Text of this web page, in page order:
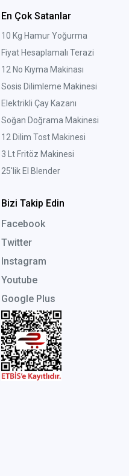
En Çok Satanlar
10 Kg Hamur Yoğurma
Fiyat Hesaplamalı Terazi
12 No Kıyma Makinası
Sosis Dilimleme Makinesi
Elektrikli Çay Kazanı
Soğan Doğrama Makinesi
12 Dilim Tost Makinesi
3 Lt Fritöz Makinesi
25'lik El Blender
Bizi Takip Edin
Facebook
Twitter
Instagram
Youtube
Google Plus